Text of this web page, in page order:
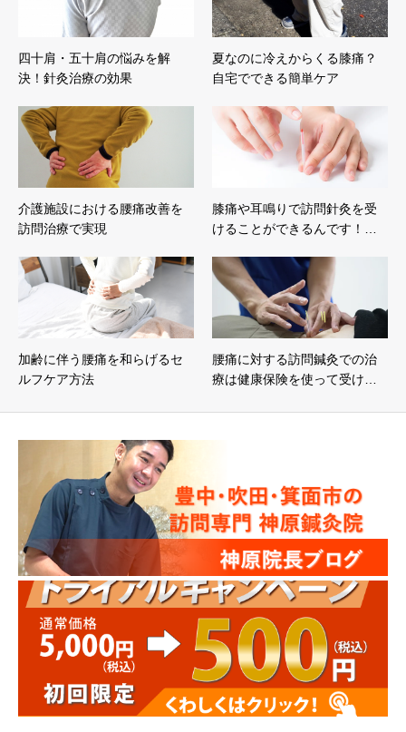
四十肩・五十肩の悩みを解
決！針灸治療の効果
夏なのに冷えからくる膝痛？
自宅でできる簡単ケア
介護施設における腰痛改善を
訪問治療で実現
膝痛や耳鳴りで訪問針灸を受
けることができるんです！…
加齢に伴う腰痛を和らげるセ
ルフケア方法
腰痛に対する訪問鍼灸での治
療は健康保険を使って受け…